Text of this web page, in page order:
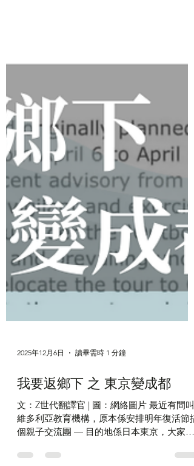
2025年12月6日 讀畢需時 1 分鐘
我要返鄉下 之 東京變成都
文：Z世代翻譯官 | 圖：網絡圖片 最近有間叫
個親子交流團 — 目的地係日本東京，大家或